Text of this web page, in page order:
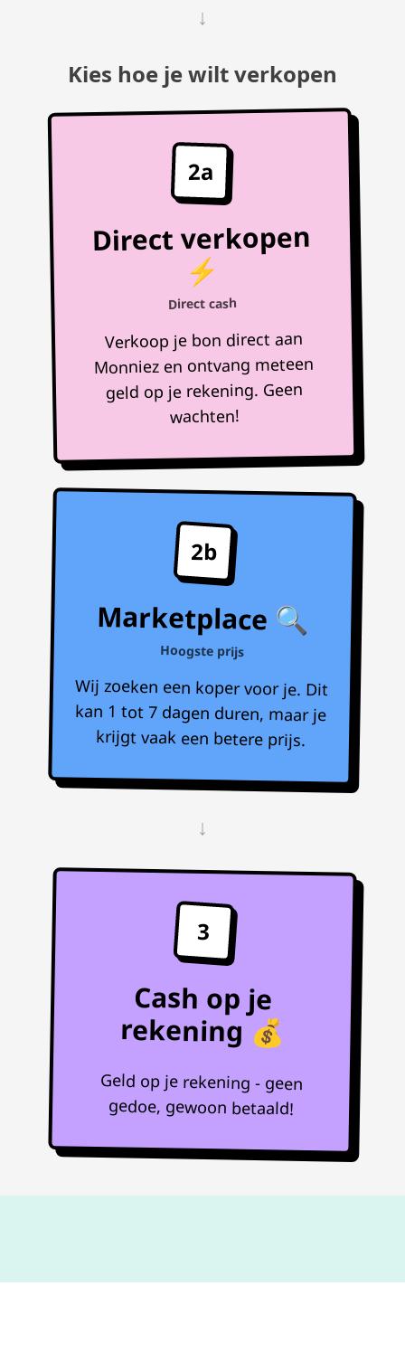
↓
Kies hoe je wilt verkopen
2a
Direct verkopen
⚡
Direct cash
Verkoop je bon direct aan
Monniez en ontvang meteen
geld op je rekening. Geen
wachten!
2b
Marketplace 🔍
Hoogste prijs
Wij zoeken een koper voor je. Dit
kan 1 tot 7 dagen duren, maar je
krijgt vaak een betere prijs.
↓
3
Cash op je
rekening 💰
Geld op je rekening - geen
gedoe, gewoon betaald!